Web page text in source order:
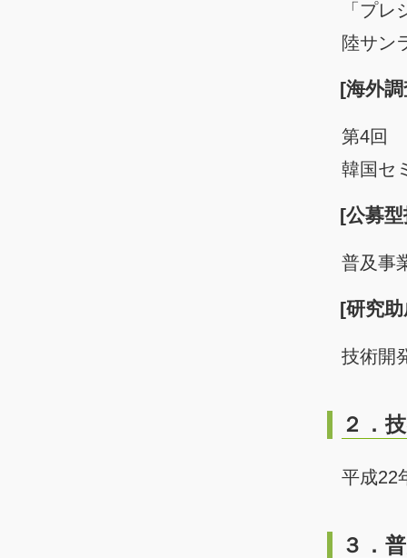
「プ
陸サン
[海外
第4回
韓国セ
[公募
普及事
[研究
技術開
２．
平成22
３．